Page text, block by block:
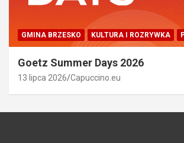
GMINA BRZESKO KULTURA I ROZRYWKA
Goetz Summer Days 2026
13 lipca 2026 Capuccino.eu